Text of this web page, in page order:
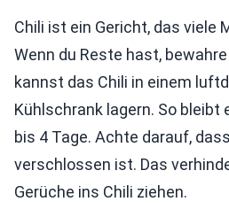
Chili ist ein Gericht, das viele
Wenn du Reste hast,
kannst das Chili in einem
Kühlschrank lagern. So
bis 4 Tage. Achte darauf,
verschlossen ist. Das
Gerüche ins Chili ziehen.